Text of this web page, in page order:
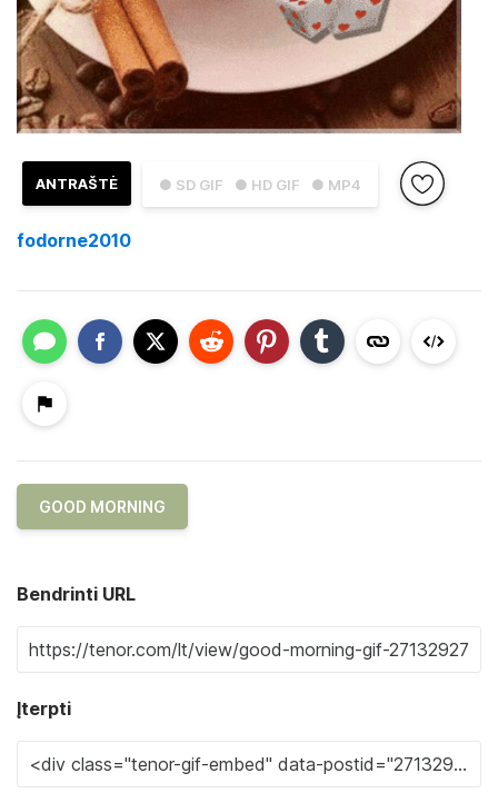
● SD GIF ● HD GIF ● MP4
ANTRAŠTĖ
fodorne2010
GOOD MORNING
Bendrinti URL
Įterpti